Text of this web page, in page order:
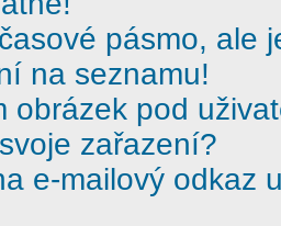
pásmo, ale
na seznamu!
obrázek pod
zařazení?
e-mailový odkaz